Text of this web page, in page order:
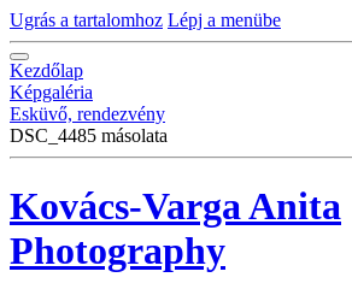
Ugrás a tartalomhoz Lépj a menübe
Kezdőlap
Képgaléria
Esküvő, rendezvény
DSC_4485 másolata
Kovács-Varga Anita
Photography